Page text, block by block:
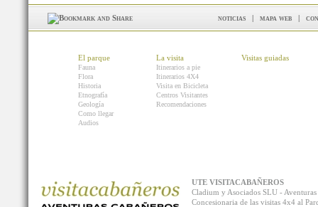
noticias | mapa web |
El parque
Fauna
Flora
Historia
Etnografía
Geología
Como llegar
Audios
La visita
Itinerarios a pie
Itinerarios 4X4
Visita en Bicicleta
Centros Visitantes
Recomendaciones
Visitas guiadas
UTE VISITACABAÑEROS
Cladium y Asociados SLU -
Concesionaria de las visitas 4x4 al